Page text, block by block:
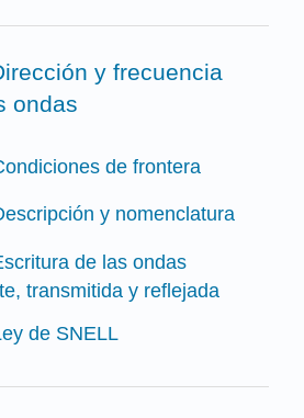
y frecuencia
ondas
de frontera
y nomenclatura
de las ondas
transmitida y reflejada
de SNELL